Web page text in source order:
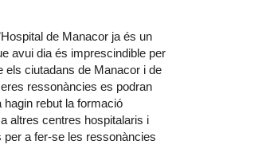
de Manacor ja és un
avui dia és imprescindible per
els ciutadans de Manacor i de
ressonàncies es podran
rebut la formació
altres centres hospitalaris i
per a fer-se les ressonàncies